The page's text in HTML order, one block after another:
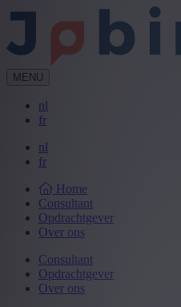
MENU
nl
fr
nl
fr
Home
Consultant
Opdrachtgever
Over ons
Consultant
Opdrachtgever
Over ons